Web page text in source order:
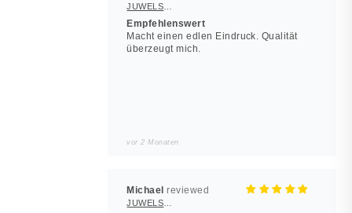
Empfehlenswert
Macht einen edlen Eindruck. Qualität
überzeugt mich.
vor 2 Monaten
Michael